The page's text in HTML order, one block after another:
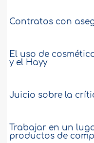
Contratos con
El uso de
y el Hayy
Juicio sobre la
Trabajar en un
productos de